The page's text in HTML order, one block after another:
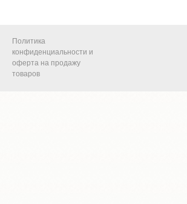
Политика
конфиденциальности и
оферта на продажу
товаров